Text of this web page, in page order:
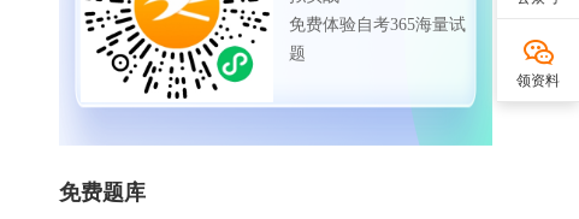
免费体验自考365海量试
题
免费题库
领资料